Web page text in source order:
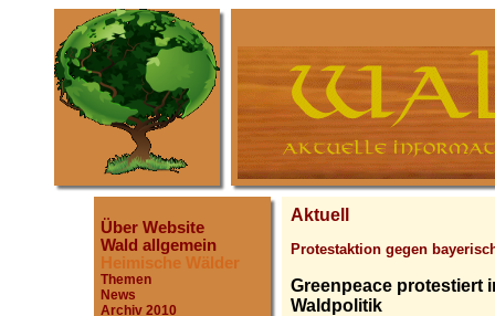
Über Website
Wald allgemein
Heimische Wälder
Themen
News
Archiv 2010
Aktuell
Protestaktion gegen
Greenpeace protestiert
Waldpolitik